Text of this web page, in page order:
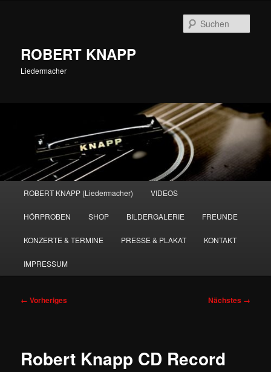
ROBERT KNAPP
Liedermacher
ROBERT KNAPP (Liedermacher) VIDEOS
HÖRPROBEN SHOP BILDERGALERIE FREUNDE
KONZERTE & TERMINE PRESSE & PLAKAT KONTAKT
IMPRESSUM
Bilder-
← Vorheriges Nächstes →
Robert Knapp CD Record